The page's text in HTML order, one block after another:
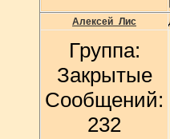
Алексей_Лис
Группа:
Закрытые
Сообщений:
232